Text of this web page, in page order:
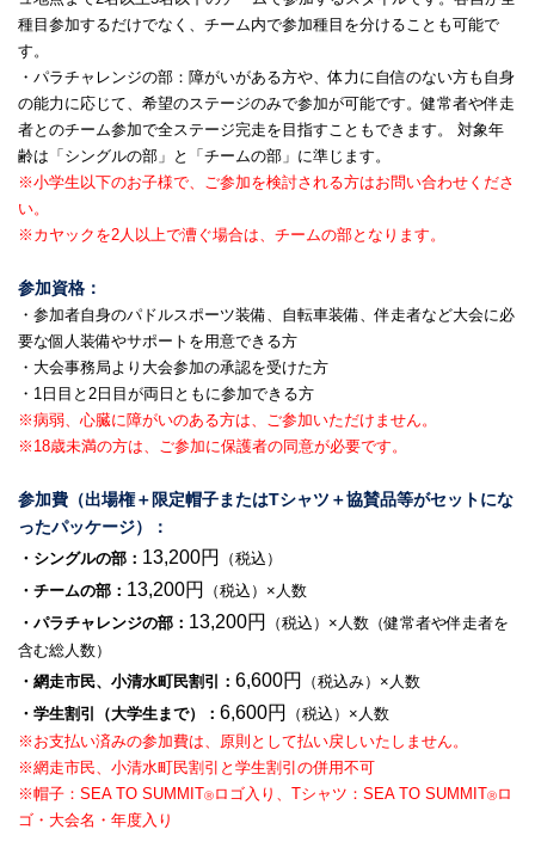
種目参加するだけでなく、チーム内で参加種目を分けることも可能で
す。
・パラチャレンジの部：障がいがある方や、体力に自信のない方も自身
の能力に応じて、希望のステージのみで参加が可能です。健常者や伴走
者とのチーム参加で全ステージ完走を目指すこともできます。 対象年
齢は「シングルの部」と「チームの部」に準じます。
※小学生以下のお子様で、ご参加を検討される方はお問い合わせくださ
い。
※カヤックを2人以上で漕ぐ場合は、チームの部となります。
参加資格：
・参加者自身のパドルスポーツ装備、自転車装備、伴走者など大会に必
要な個人装備やサポートを用意できる方
・大会事務局より大会参加の承認を受けた方
・1日目と2日目が両日ともに参加できる方
※病弱、心臓に障がいのある方は、ご参加いただけません。
※18歳未満の方は、ご参加に保護者の同意が必要です。
参加費（出場権＋限定帽子またはTシャツ＋協賛品等がセットにな
ったパッケージ）：
・シングルの部： 13,200円
（税込）
・チームの部： 13,200円
（税込）×人数
・パラチャレンジの部： 13,200円
（税込）×人数（健常者や伴走者を
含む総人数）
・網走市民、小清水町民割引： 6,600円
（税込み）×人数
・学生割引（大学生まで）： 6,600円
（税込）×人数
※お支払い済みの参加費は、原則として払い戻しいたしません。
※網走市民、小清水町民割引と学生割引の併用不可
※帽子：SEA TO SUMMITⓇ ロゴ入り、Tシャツ：SEA TO SUMMITⓇ ロ
ゴ・大会名・年度入り